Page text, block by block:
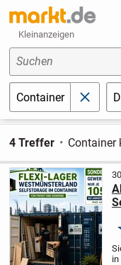
Kleinanzeigen
Suchen
Container
4 Treffer Container
in